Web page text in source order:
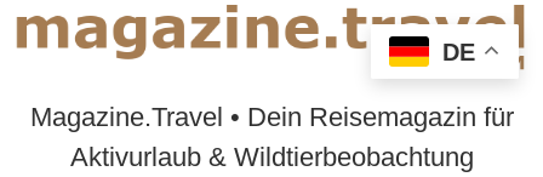
Magazine.Travel • Dein Reisemagazin für
Aktivurlaub & Wildtierbeobachtung
DE